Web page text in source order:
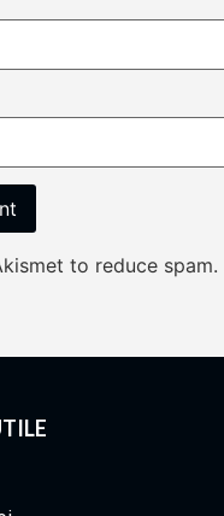
to reduce spam.